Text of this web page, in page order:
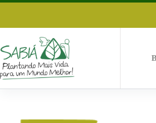
Saltar